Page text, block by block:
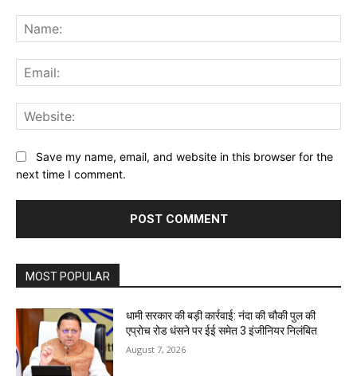
Save my name, email, and website in this browser for the
next time I comment.
MOST POPULAR
धामी सरकार की बड़ी कार्रवाई: नंदा की चौकी पुल की
एप्राेच रोड धंसने पर ईई समेत 3 इंजीनियर निलंबित
August 7, 2026